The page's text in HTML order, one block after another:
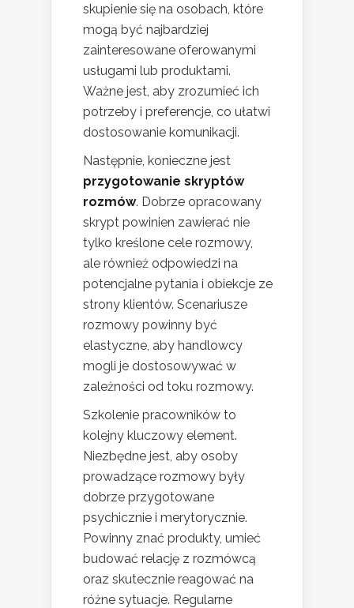
skupienie się na osobach, które
mogą być najbardziej
zainteresowane oferowanymi
usługami lub produktami.
Ważne jest, aby zrozumieć ich
potrzeby i preferencje, co ułatwi
dostosowanie komunikacji.
Następnie, konieczne jest
przygotowanie skryptów
rozmów. Dobrze opracowany
skrypt powinien zawierać nie
tylko kreślone cele rozmowy,
ale również odpowiedzi na
potencjalne pytania i obiekcje ze
strony klientów. Scenariusze
rozmowy powinny być
elastyczne, aby handlowcy
mogli je dostosowywać w
zależności od toku rozmowy.
Szkolenie pracowników to
kolejny kluczowy element.
Niezbędne jest, aby osoby
prowadzące rozmowy były
dobrze przygotowane
psychicznie i merytorycznie.
Powinny znać produkty, umieć
budować relację z rozmówcą
oraz skutecznie reagować na
różne sytuacje. Regularne